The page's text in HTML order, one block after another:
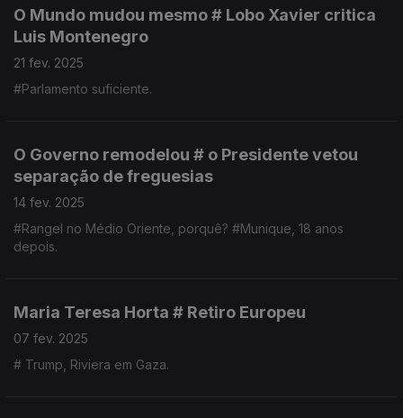
O Mundo mudou mesmo # Lobo Xavier critica
Luis Montenegro
21 fev. 2025
#Parlamento suficiente.
O Governo remodelou # o Presidente vetou
separação de freguesias
14 fev. 2025
#Rangel no Médio Oriente, porquê? #Munique, 18 anos
depois.
Maria Teresa Horta # Retiro Europeu
07 fev. 2025
# Trump, Riviera em Gaza.